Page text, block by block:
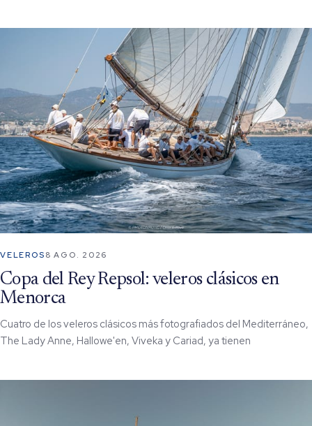
VELEROS 8 AGO. 2026
Copa del Rey Repsol: veleros clásicos en
Menorca
Cuatro de los veleros clásicos más fotografiados del Mediterráneo,
The Lady Anne, Hallowe'en, Viveka y Cariad, ya tienen